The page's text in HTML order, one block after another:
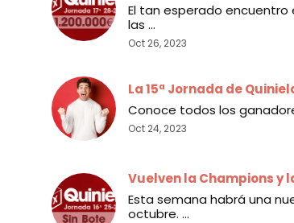
El tan esperado encuentro
las ...
Oct 26, 2023
La 15ª Jornada de
Conoce todos los
Oct 24, 2023
Vuelven la Champions y
Esta semana habrá una
octubre. ...